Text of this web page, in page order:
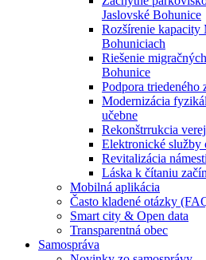
Jaslovské Bohunice
Rozšírenie kapacity
Bohuniciach
Riešenie
Bohunice
Podpora triedeného
Modernizácia
učebne
Rekonštrrukcia
Elektronické služby
Revitalizácia
Láska k čítaniu
Mobilná aplikácia
Často kladené otázky
Smart city & Open data
Transparentná obec
Samospráva